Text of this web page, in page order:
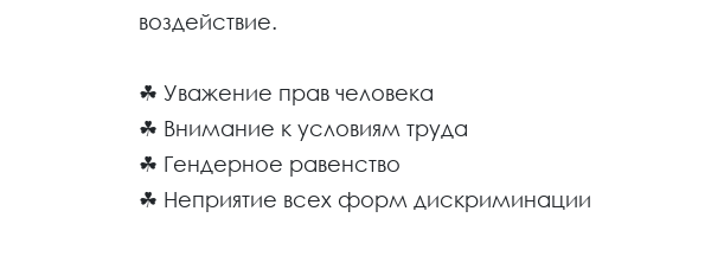
воздействие.
☘ Уважение прав человека
☘ Внимание к условиям труда
☘ Гендерное равенство
☘ Неприятие всех форм дискриминации